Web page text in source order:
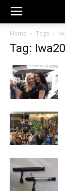
Home Tags
Tag: